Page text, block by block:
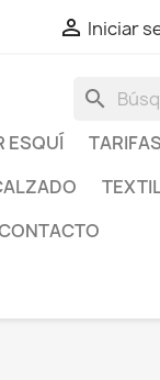
 Iniciar
search
ESQUÍ